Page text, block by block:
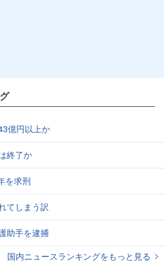
億円以上か
終了か
を求刑
てしまう訳
助手を逮捕
国内ニュースランキングをもっと見る